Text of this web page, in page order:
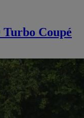
Turbo Coupé